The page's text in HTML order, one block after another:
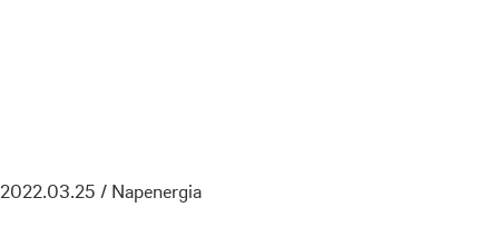
2022.03.25 / Napenergia